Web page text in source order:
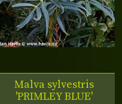
Malva sylvestris
'PRIMLEY BLUE'